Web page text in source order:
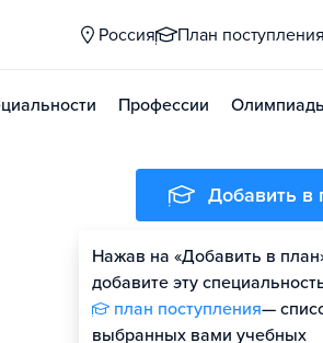
Россия План поступления
Профессии
Добавить в
Нажав на «Добавить в
добавите эту
план поступления—
выбранных вами учебных